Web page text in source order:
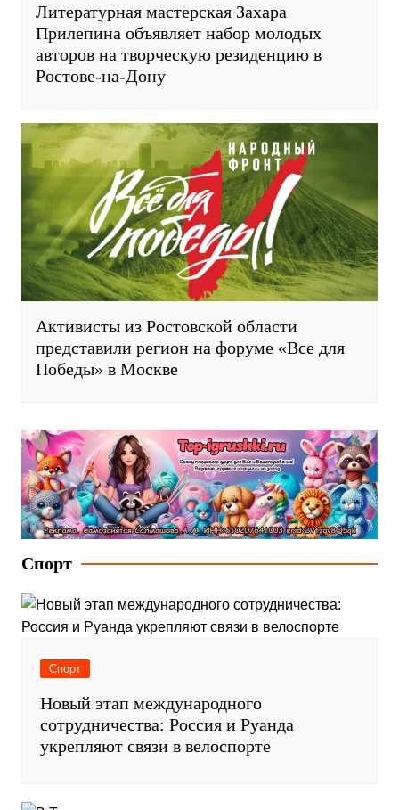
Литературная мастерская Захара
Прилепина объявляет набор молодых
авторов на творческую резиденцию в
Ростове-на-Дону
Активисты из Ростовской области
представили регион на форуме «Все для
Победы» в Москве
Спорт
Спорт
Новый этап международного
сотрудничества: Россия и Руанда
укрепляют связи в велоспорте